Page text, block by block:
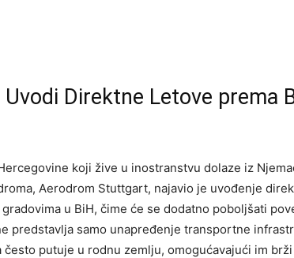
Direktne Letove prema
koji žive u inostranstvu dolaze iz
Aerodrom Stuttgart, najavio je uvođenje
u BiH, čime će se dodatno poboljšati
predstavlja samo unapređenje transportne
putuje u rodnu zemlju, omogućavajući im